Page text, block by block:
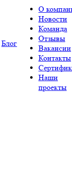
Блог
О
Новости
Команда
Отзывы
Вакансии
Контакты
Наши
проекты